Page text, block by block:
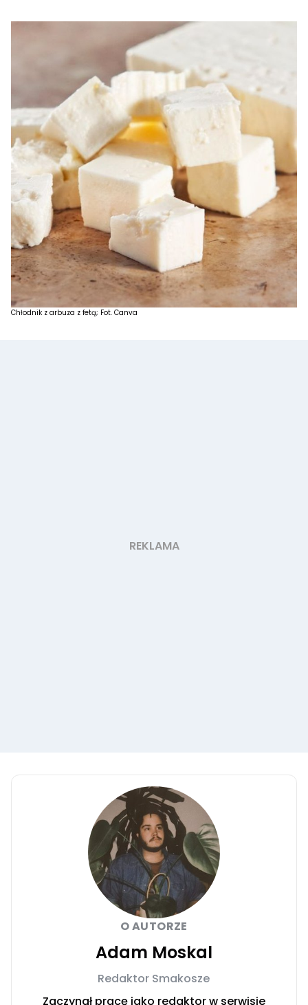
Chłodnik z arbuza z fetą; Fot. Canva
O AUTORZE
Adam Moskal
Redaktor Smakosze
Zaczynał pracę jako redaktor w serwisie